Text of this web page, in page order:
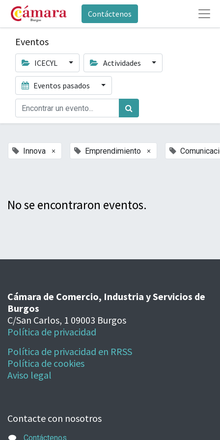
Contáctenos
Eventos
ICECYL Actividades
Eventos pasados
Innova × Emprendimiento ×
No se encontraron eventos.
Cámara de Comercio, Industria y Servicios de
Burgos
C/San Carlos, 1 09003 Burgos
Política de privacidad
Política de privacidad en RRSS
Política de cookies
Aviso legal
Contacte con nosotros
Contáctenos